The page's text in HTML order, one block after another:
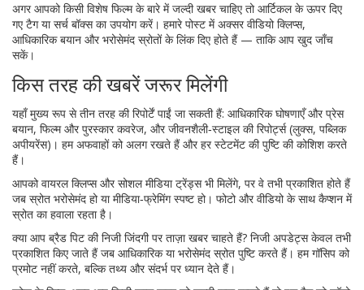
अगर आपको किसी विशेष फिल्म के बारे में जल्दी खबर चाहिए तो आर्टिकल के ऊपर दिए
गए टैग या सर्च बॉक्स का उपयोग करें। हमारे पोस्ट में अक्सर वीडियो क्लिप्स,
आधिकारिक बयान और भरोसेमंद स्रोतों के लिंक दिए होते हैं — ताकि आप खुद जाँच
सकें।
किस तरह की खबरें जरूर मिलेंगी
यहाँ मुख्य रूप से तीन तरह की रिपोर्टें पाईं जा सकती हैं: आधिकारिक घोषणाएँ और प्रेस
बयान, फिल्म और पुरस्कार कवरेज, और जीवनशैली‑स्टाइल की रिपोर्ट्स (लुक्स, पब्लिक
अपीयरेंस)। हम अफवाहों को अलग रखते हैं और हर स्टेटमेंट की पुष्टि की कोशिश करते
हैं।
आपको वायरल क्लिप्स और सोशल मीडिया ट्रेंड्स भी मिलेंगे, पर वे तभी प्रकाशित होते हैं
जब स्रोत भरोसेमंद हो या मीडिया‑फ्रेमिंग स्पष्ट हो। फोटो और वीडियो के साथ कैप्शन में
स्रोत का हवाला रहता है।
क्या आप ब्रैड पिट की निजी जिंदगी पर ताज़ा खबर चाहते हैं? निजी अपडेट्स केवल तभी
प्रकाशित किए जाते हैं जब आधिकारिक या भरोसेमंद स्रोत पुष्टि करते हैं। हम गॉसिप को
प्रमोट नहीं करते, बल्कि तथ्य और संदर्भ पर ध्यान देते हैं।